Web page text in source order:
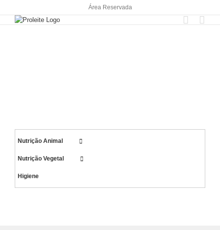
to
content
Área Reservada
Nutrição Animal
Nutrição Vegetal
Higiene